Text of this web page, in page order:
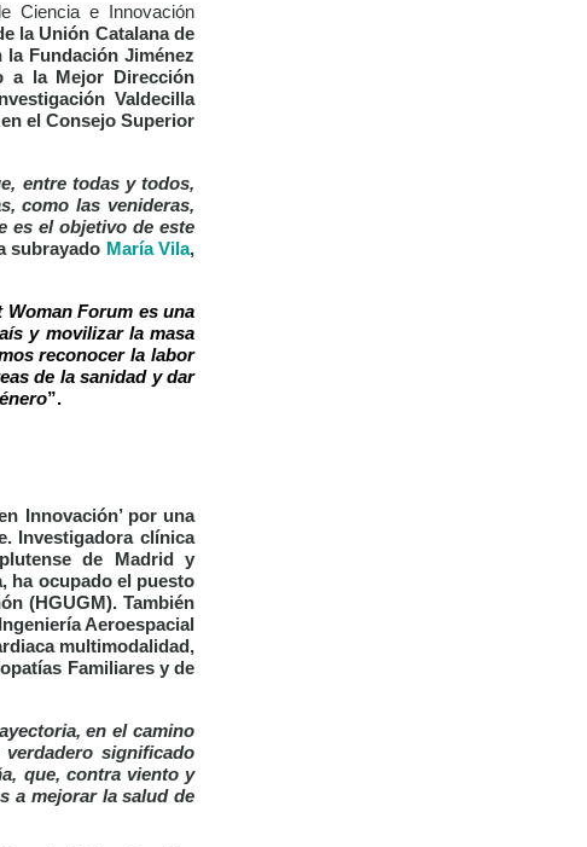
Ciencia e Innovación
la Unión Catalana de
la Fundación Jiménez
a la Mejor Dirección
Valdecilla
el Consejo Superior
entre todas y todos,
como las venideras,
es el objetivo de este
subrayado María Vila,
Woman Forum es una
y movilizar la masa
reconocer la labor
de la sanidad y dar
”.
Innovación’ por una
Investigadora clínica
de Madrid y
ha ocupado el puesto
(HGUGM). También
Aeroespacial
multimodalidad,
Familiares y de
en el camino
significado
que, contra viento y
a mejorar la salud de